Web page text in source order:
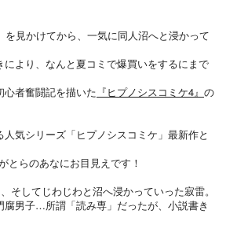
見かけてから、一気に同人沼へと浸かって
より、なんと夏コミで爆買いをするにまで
心者奮闘記を描いた 『ヒプノシスコミケ4』 の
気シリーズ「ヒプノシスコミケ」最新作と
とらのあなにお目見えです！
そしてじわじわと沼へ浸かっていった寂雷。
腐男子…所謂「読み専」だったが、小説書き